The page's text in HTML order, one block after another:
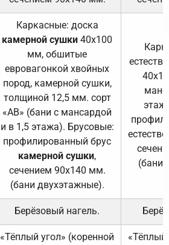
Каркасные: доска
камерной сушки 40х100
мм, обшитые
евровагонкой хвойных
пород, камерной сушки,
толщиной 12,5 мм. сорт
«АВ» (бани с мансардой
и в 1,5 этажа). Брусовые:
профилированный брус
камерной сушки,
сечением 90х140 мм.
(бани двухэтажные).
(бани
Берёзовый нагель.
«Тёплый угол» (коренной
«Тёплый